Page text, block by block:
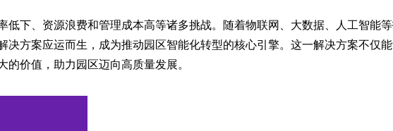
低下、资源浪费和管理成本高等诸多挑战。随着物联网、大数据、人工智能
决方案应运而生，成为推动园区智能化转型的核心引擎。这一解决方案不仅
价值，助力园区迈向高质量发展。